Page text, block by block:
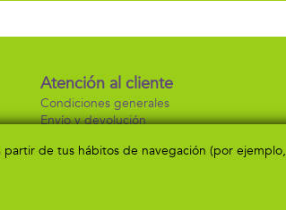
Atención al cliente
Condiciones generales
Envío y devolución
de tus hábitos de navegación (por ejemplo,